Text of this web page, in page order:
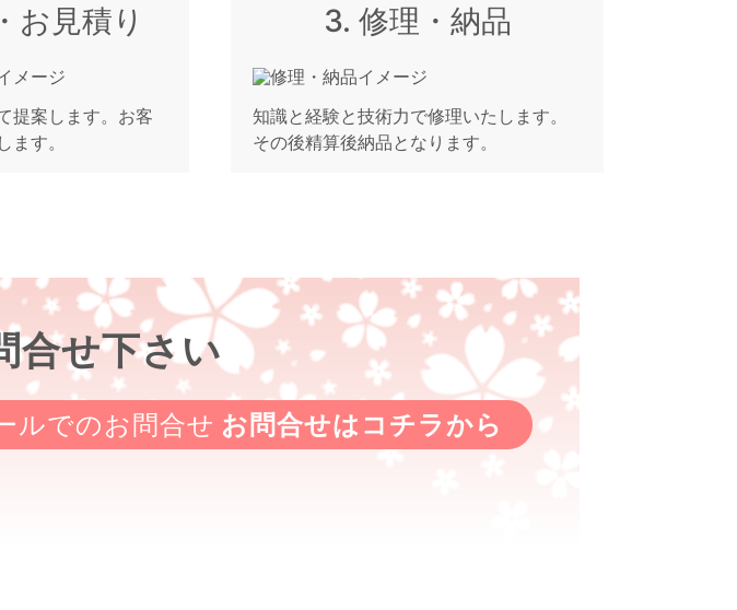
お見積り
提案します。お客
す。
3. 修理・納品
知識と経験と技術力で修理いたします。
その後精算後納品となります。
合せ下さい
お問合せはコチラから